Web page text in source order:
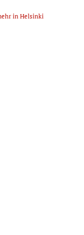
in Helsinki